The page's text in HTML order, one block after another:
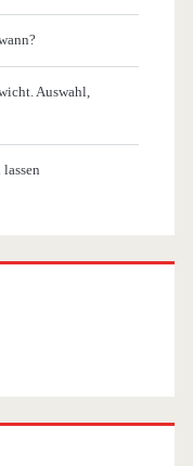
Auswahl,